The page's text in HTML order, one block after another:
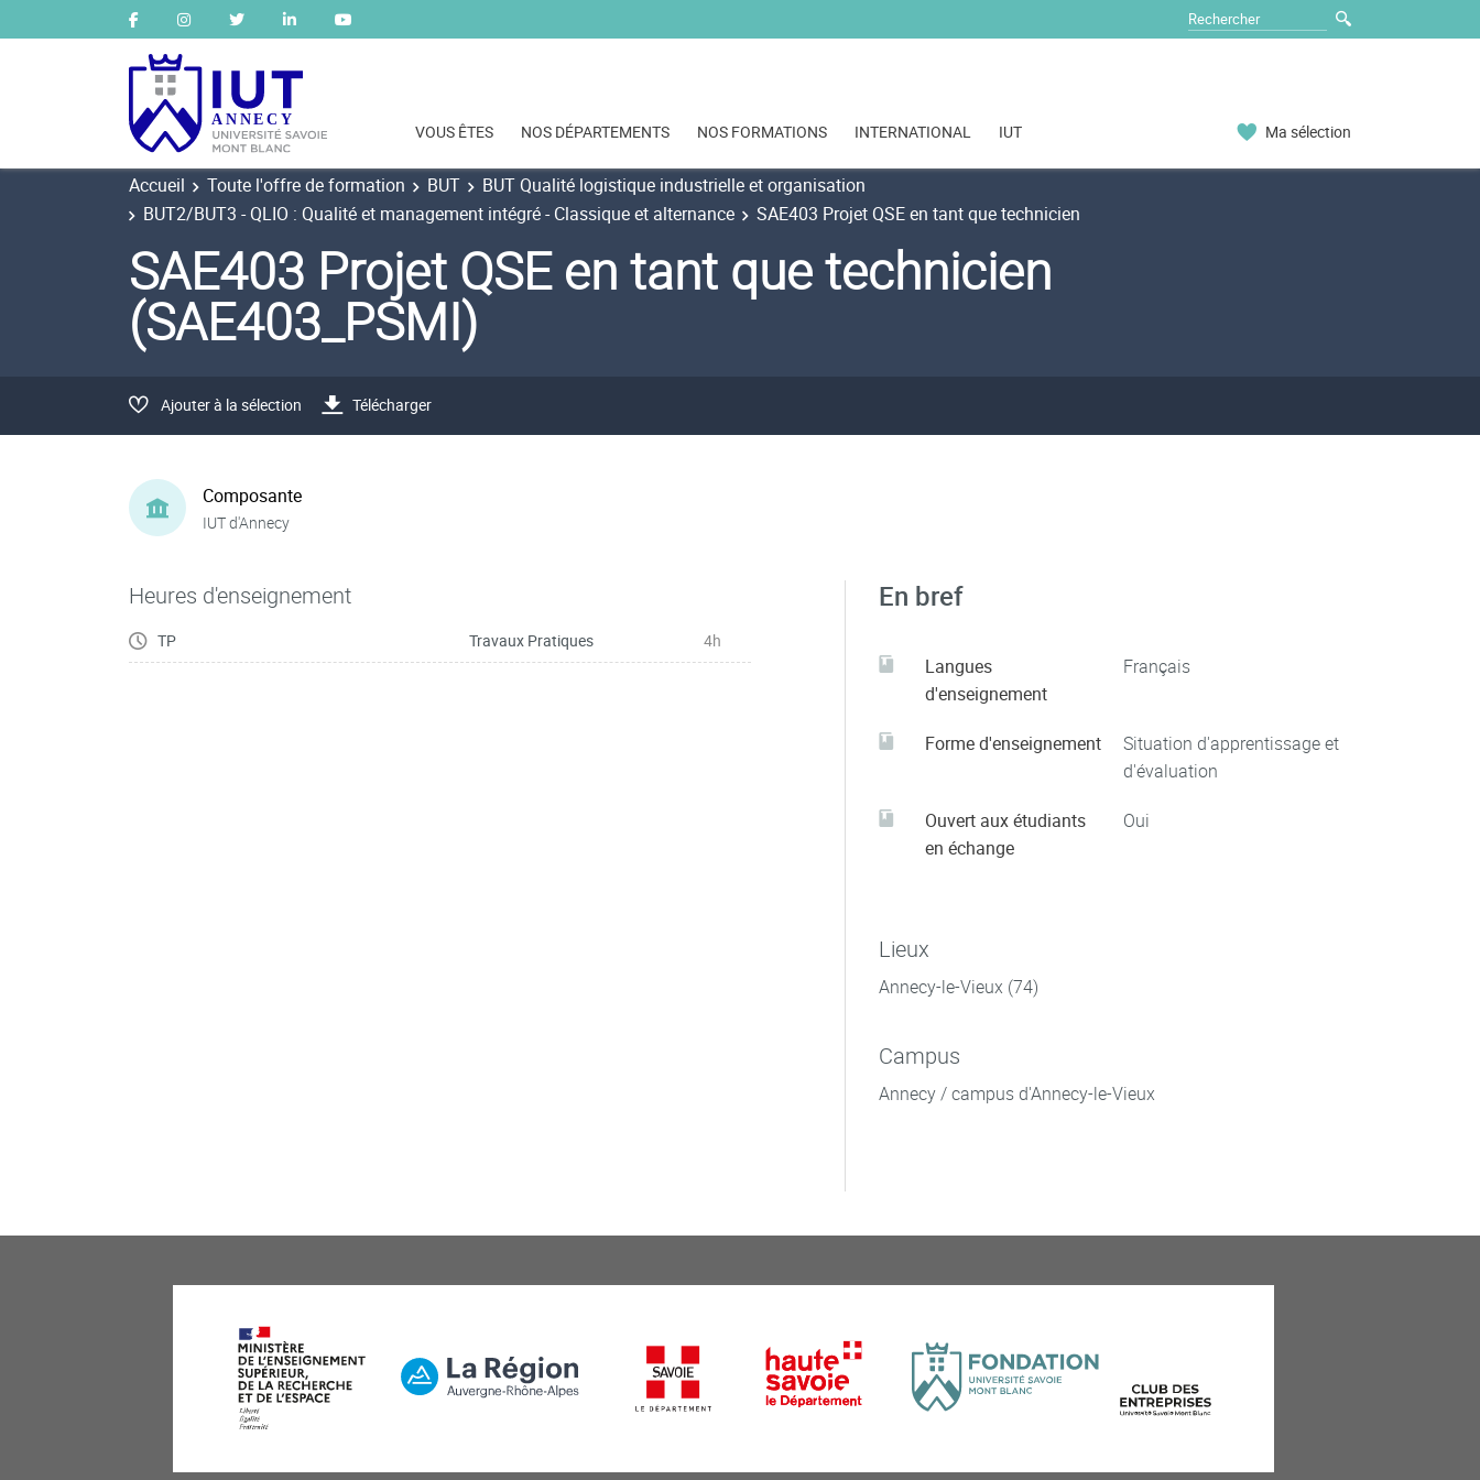
VOUS ÊTES NOS DÉPARTEMENTS NOS FORMATIONS INTERNATIONAL IUT Ma sélection
Accueil Toute l'offre de formation BUT
BUT Qualité logistique industrielle et organisation
BUT2/BUT3 - QLIO : Qualité et management intégré - Classique et alternance
SAE403 Projet QSE en tant que technicien
SAE403 Projet QSE en tant que technicien
(SAE403_PSMI)
Ajouter à la sélection Télécharger
Composante
IUT d'Annecy
Heures d'enseignement
TP Travaux Pratiques 4h
En bref
Langues
d'enseignement
Français
Forme d'enseignement
Situation d'apprentissage et
d'évaluation
Ouvert aux étudiants
en échange
Oui
Lieux
Annecy-le-Vieux (74)
Campus
Annecy / campus d'Annecy-le-Vieux